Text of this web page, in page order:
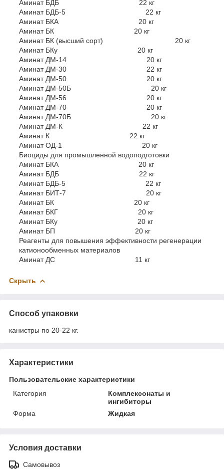
Аминат БДБ 22 кг
Аминат БДБ-5 22 кг
Аминат БКА 20 кг
Аминат БК 20 кг
Аминат БК (высший сорт) 20 кг
Аминат БКу 20 кг
Аминат ДМ-14 20 кг
Аминат ДМ-30 22 кг
Аминат ДМ-50 20 кг
Аминат ДМ-50Б 20 кг
Аминат ДМ-56 20 кг
Аминат ДМ-70 20 кг
Аминат ДМ-70Б 20 кг
Аминат ДМ-К 22 кг
Аминат К 22 кг
Аминат ОД-1 20 кг
Биоциды для промышленной водоподготовки
Аминат БКА 20 кг
Аминат БДБ 22 кг
Аминат БДБ-5 22 кг
Аминат БИТ-7 20 кг
Аминат БК 20 кг
Аминат БКГ 20 кг
Аминат БКу 20 кг
Аминат БП 20 кг
Реагенты для повышения эффективности регенерации
катионообменных материалов
Аминат ДС 11 кг
Скрыть
Способ упаковки
канистры по 20-22 кг.
Характеристики
Пользовательские характеристики
Категория
Комплексонаты и
ингибиторы
Форма
Жидкая
Условия доставки
Самовывоз